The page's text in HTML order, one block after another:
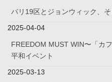
パリ19区とジョンウィック、
2025-04-04
FREEDOM MUST WIN〜「カ
平和イベント
2025-03-13